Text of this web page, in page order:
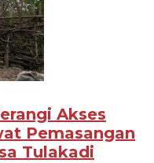
Akses
Pemasangan
Tulakadi